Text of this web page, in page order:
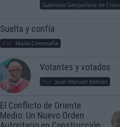
Gabinete Geopolítica de Crisis
Suelta y confía
Por María Comesaña
Votantes y votados
Por Juan Manuel Beltrán
El Conflicto de Oriente
Medio: Un Nuevo Orden